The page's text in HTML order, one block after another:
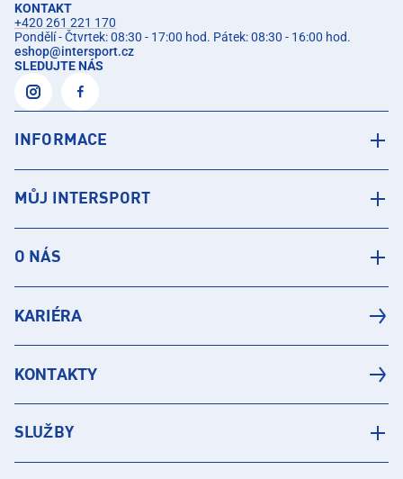
KONTAKT
+420 261 221 170
Pondělí - Čtvrtek: 08:30 - 17:00 hod. Pátek: 08:30 - 16:00 hod.
eshop@intersport.cz
SLEDUJTE NÁS
INFORMACE
MŮJ INTERSPORT
O NÁS
KARIÉRA
KONTAKTY
SLUŽBY